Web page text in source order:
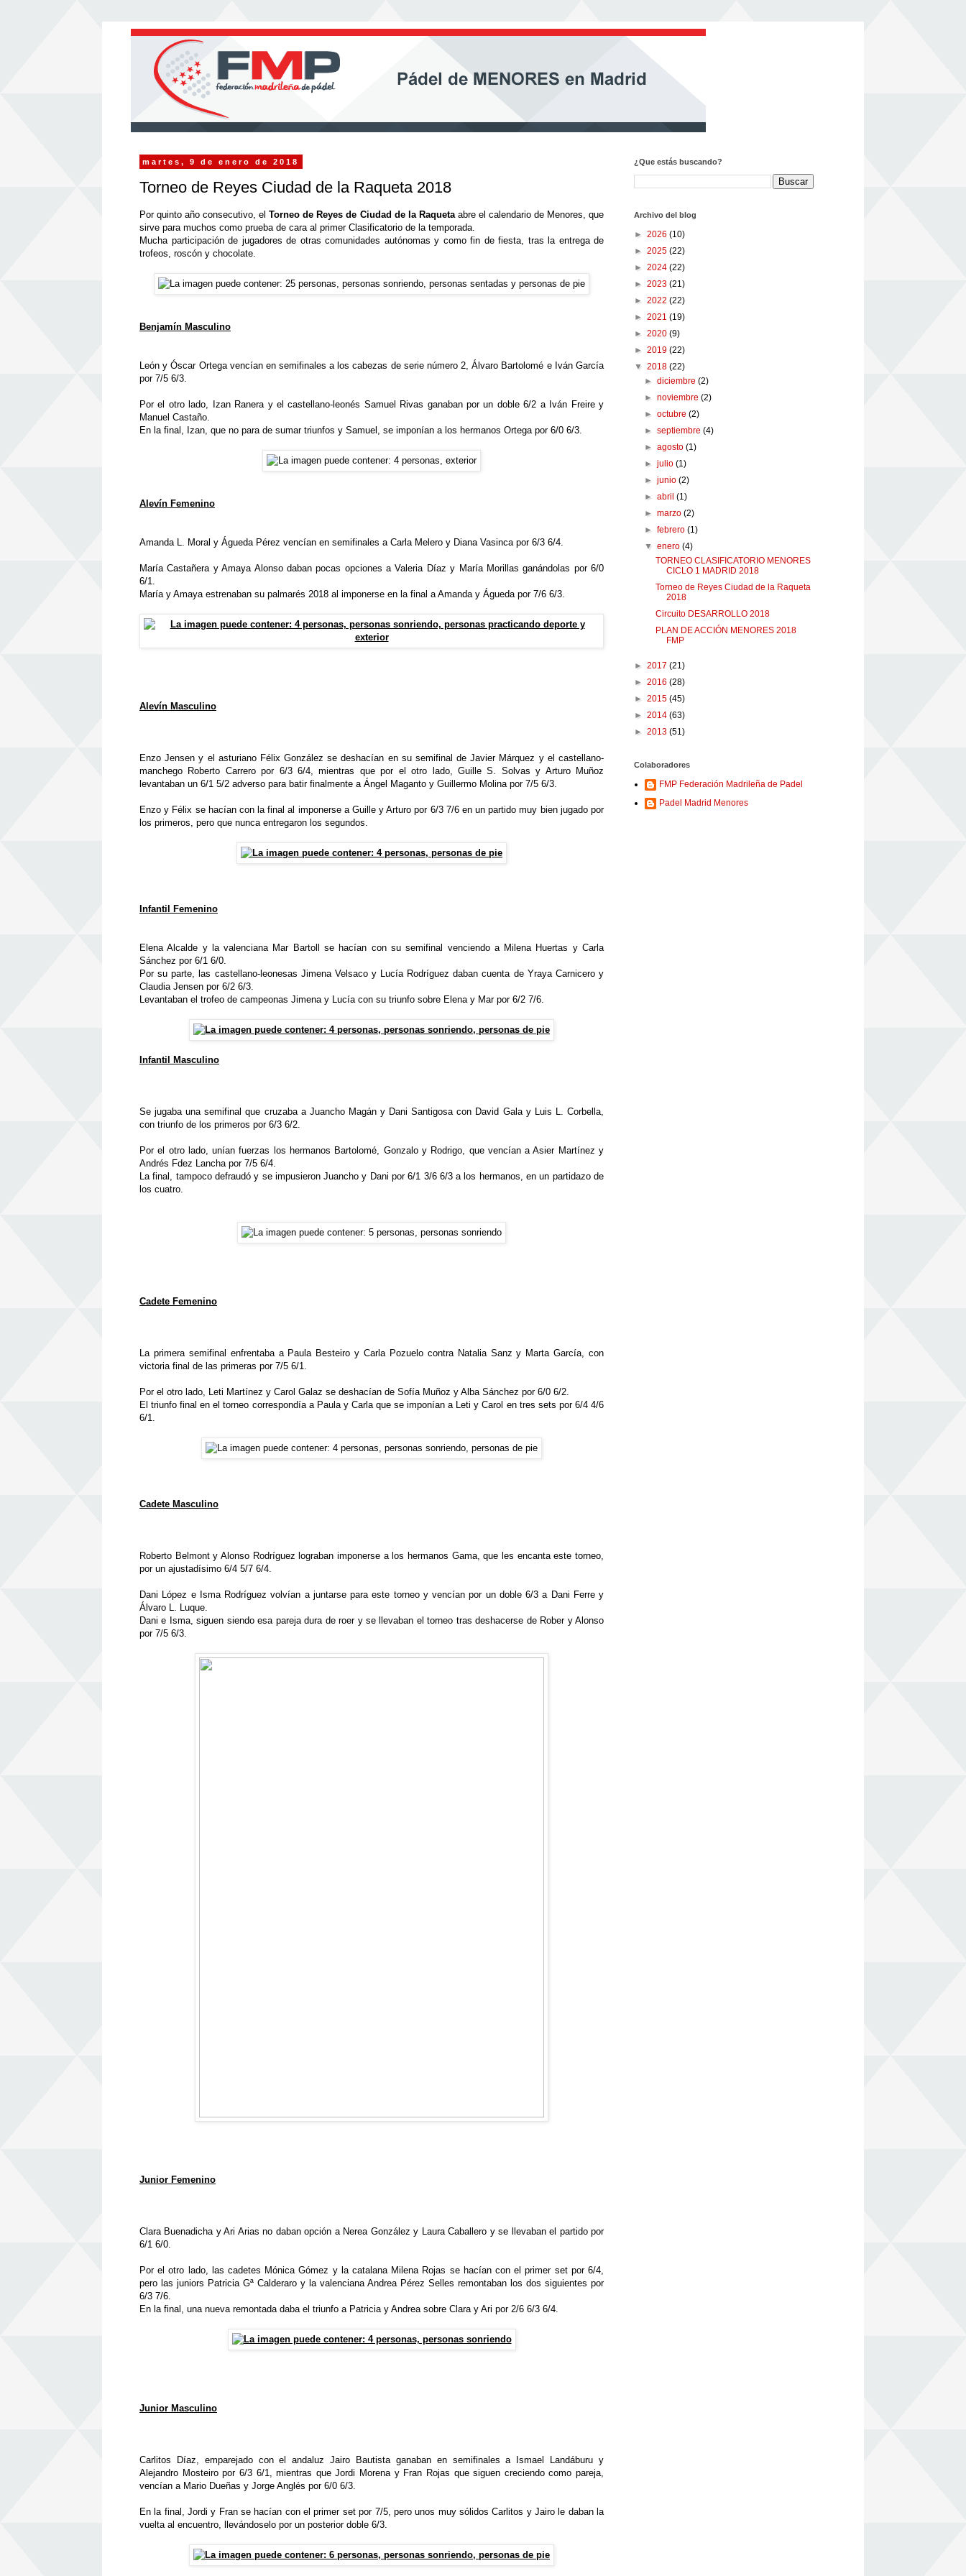
martes, 9 de enero de 2018
Torneo de Reyes Ciudad de la Raqueta 2018
Por quinto año consecutivo, elTorneo de Reyes de Ciudad de la Raquetaabre el calendario de Menores, que
sirve para muchos como prueba de cara al primer Clasificatorio de la temporada.
Mucha participación de jugadores de otras comunidades autónomas y como fin de fiesta, tras la entrega de
trofeos, roscón y chocolate.
Benjamín Masculino
León y Óscar Ortega vencían en semifinales a los cabezas de serie número 2, Álvaro Bartolomé e Iván García
por 7/5 6/3.
Por el otro lado, Izan Ranera y el castellano-leonés Samuel Rivas ganaban por un doble 6/2 a Iván Freire y
Manuel Castaño.
En la final, Izan, que no para de sumar triunfos y Samuel, se imponían a los hermanos Ortega por 6/0 6/3.
Alevín Femenino
Amanda L. Moral y Águeda Pérez vencían en semifinales a Carla Melero y Diana Vasinca por 6/3 6/4.
María Castañera y Amaya Alonso daban pocas opciones a Valeria Díaz y María Morillas ganándolas por 6/0
6/1.
María y Amaya estrenaban su palmarés 2018 al imponerse en la final a Amanda y Águeda por 7/6 6/3.
Alevín Masculino
Enzo Jensen y el asturiano Félix González se deshacían en su semifinal de Javier Márquez y el castellano-
manchego Roberto Carrero por 6/3 6/4, mientras que por el otro lado, Guille S. Solvas y Arturo Muñoz
levantaban un 6/1 5/2 adverso para batir finalmente a Ángel Maganto y Guillermo Molina por 7/5 6/3.
Enzo y Félix se hacían con la final al imponerse a Guille y Arturo por 6/3 7/6 en un partido muy bien jugado por
los primeros, pero que nunca entregaron los segundos.
Infantil Femenino
Elena Alcalde y la valenciana Mar Bartoll se hacían con su semifinal venciendo a Milena Huertas y Carla
Sánchez por 6/1 6/0.
Por su parte, las castellano-leonesas Jimena Velsaco y Lucía Rodríguez daban cuenta de Yraya Carnicero y
Claudia Jensen por 6/2 6/3.
Levantaban el trofeo de campeonas Jimena y Lucía con su triunfo sobre Elena y Mar por 6/2 7/6.
Infantil Masculino
Se jugaba una semifinal que cruzaba a Juancho Magán y Dani Santigosa con David Gala y Luis L. Corbella,
con triunfo de los primeros por 6/3 6/2.
Por el otro lado, unían fuerzas los hermanos Bartolomé, Gonzalo y Rodrigo, que vencían a Asier Martínez y
Andrés Fdez Lancha por 7/5 6/4.
La final, tampoco defraudó y se impusieron Juancho y Dani por 6/1 3/6 6/3 a los hermanos, en un partidazo de
los cuatro.
Cadete Femenino
La primera semifinal enfrentaba a Paula Besteiro y Carla Pozuelo contra Natalia Sanz y Marta García, con
victoria final de las primeras por 7/5 6/1.
Por el otro lado, Leti Martínez y Carol Galaz se deshacían de Sofía Muñoz y Alba Sánchez por 6/0 6/2.
El triunfo final en el torneo correspondía a Paula y Carla que se imponían a Leti y Carol en tres sets por 6/4 4/6
6/1.
Cadete Masculino
Roberto Belmont y Alonso Rodríguez lograban imponerse a los hermanos Gama, que les encanta este torneo,
por un ajustadísimo 6/4 5/7 6/4.
Dani López e Isma Rodríguez volvían a juntarse para este torneo y vencían por un doble 6/3 a Dani Ferre y
Álvaro L. Luque.
Dani e Isma, siguen siendo esa pareja dura de roer y se llevaban el torneo tras deshacerse de Rober y Alonso
por 7/5 6/3.
Junior Femenino
Clara Buenadicha y Ari Arias no daban opción a Nerea González y Laura Caballero y se llevaban el partido por
6/1 6/0.
Por el otro lado, las cadetes Mónica Gómez y la catalana Milena Rojas se hacían con el primer set por 6/4,
pero las juniors Patricia Gª Calderaro y la valenciana Andrea Pérez Selles remontaban los dos siguientes por
6/3 7/6.
En la final, una nueva remontada daba el triunfo a Patricia y Andrea sobre Clara y Ari por 2/6 6/3 6/4.
Junior Masculino
Carlitos Díaz, emparejado con el andaluz Jairo Bautista ganaban en semifinales a Ismael Landáburu y
Alejandro Mosteiro por 6/3 6/1, mientras que Jordi Morena y Fran Rojas que siguen creciendo como pareja,
vencían a Mario Dueñas y Jorge Anglés por 6/0 6/3.
En la final, Jordi y Fran se hacían con el primer set por 7/5, pero unos muy sólidos Carlitos y Jairo le daban la
vuelta al encuentro, llevándoselo por un posterior doble 6/3.
¿Que estás buscando?
Archivo del blog
► 2026 (10)
► 2025 (22)
► 2024 (22)
► 2023 (21)
► 2022 (22)
► 2021 (19)
► 2020 (9)
► 2019 (22)
▼ 2018 (22)
►diciembre(2)
►noviembre(2)
►octubre(2)
►septiembre(4)
►agosto(1)
►julio(1)
►junio(2)
►abril(1)
►marzo(2)
►febrero(1)
▼enero(4)
TORNEO CLASIFICATORIO MENORES
CICLO 1 MADRID 2018
Torneo de Reyes Ciudad de la Raqueta
2018
Circuito DESARROLLO 2018
PLAN DE ACCIÓN MENORES 2018
FMP
► 2017 (21)
► 2016 (28)
► 2015 (45)
► 2014 (63)
► 2013 (51)
Colaboradores
FMP Federación Madrileña de Padel
Padel Madrid Menores